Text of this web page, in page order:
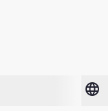
language